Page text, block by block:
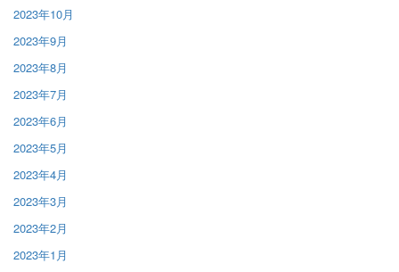
2023年10月
2023年9月
2023年8月
2023年7月
2023年6月
2023年5月
2023年4月
2023年3月
2023年2月
2023年1月